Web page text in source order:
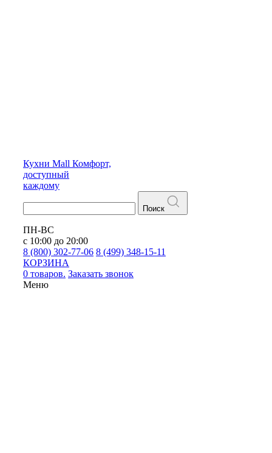
Кухни Mall Комфорт,
доступный
каждому
Поиск
ПН-ВС
с 10:00 до 20:00
8 (800) 302-77-06 8 (499) 348-15-11
КОРЗИНА
0 товаров. Заказать звонок
Меню